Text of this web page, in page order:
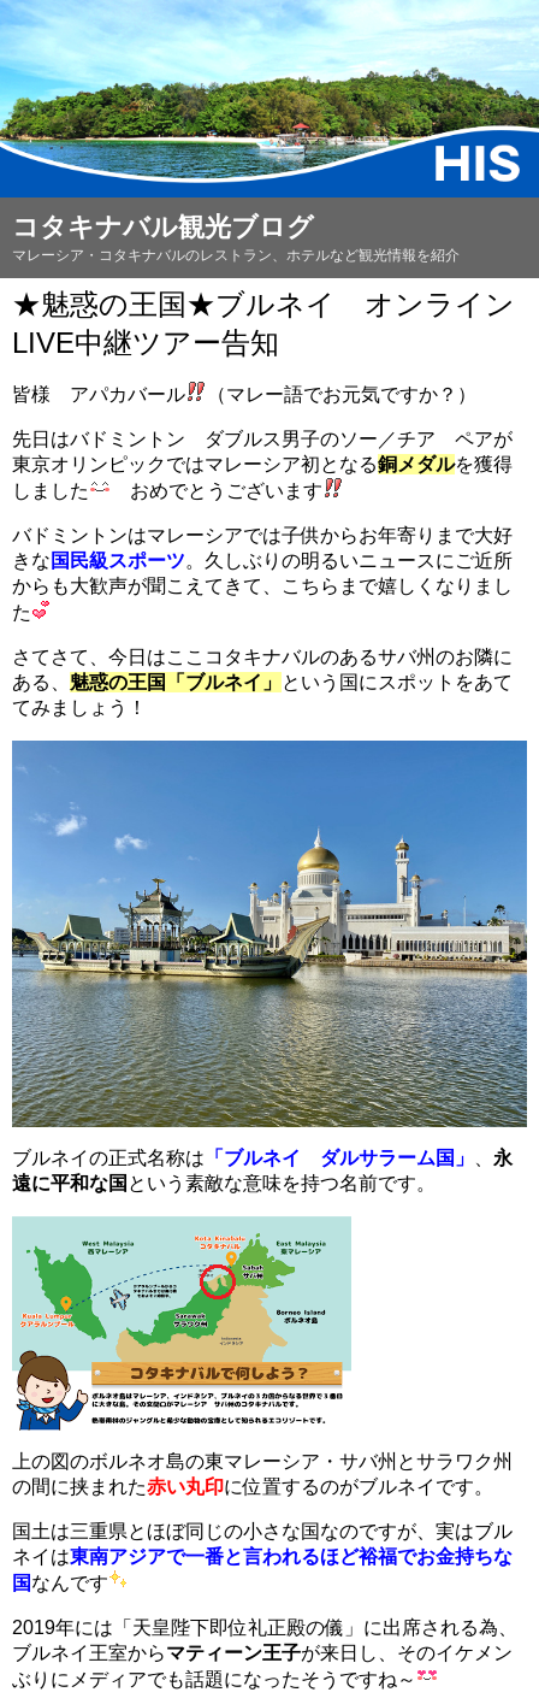
コタキナバル観光ブログ
マレーシア・コタキナバルのレストラン、ホテルなど観光情報を紹介
★魅惑の王国★ブルネイ オンライン
LIVE中継ツアー告知
皆様 アパカバール （マレー語でお元気ですか？）
先日はバドミントン ダブルス男子のソー／チア ペアが
東京オリンピックではマレーシア初となる銅メダルを獲得
しました
おめでとうございます
バドミントンはマレーシアでは子供からお年寄りまで大好
きな 国民級スポーツ。久しぶりの明るいニュースにご近所
からも大歓声が聞こえてきて、こちらまで嬉しくなりまし
た
さてさて、今日はここコタキナバルのあるサバ州のお隣に
ある、 魅惑の王国「ブルネイ」 という国にスポットをあて
てみましょう！
ブルネイの正式名称は 「ブルネイ ダルサラーム国」
永
遠に平和な国 という素敵な意味を持つ名前です。
上の図のボルネオ島の東マレーシア・サバ州とサラワク州
の間に挟まれた赤い丸印に位置するのがブルネイです。
国土は三重県とほぼ同じの小さな国なのですが、実はブル
ネイは東南アジアで一番と言われるほど裕福でお金持ちな
国なんです
2019年には「天皇陛下即位礼正殿の儀」に出席される為、
ブルネイ王室からマティーン王子が来日し、そのイケメン
ぶりにメディアでも話題になったそうですね～